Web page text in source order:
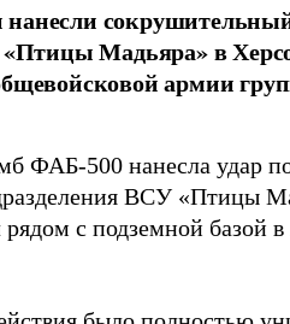
«Птицы Мадьяра» в
армии
ФАБ-500 нанесла удар
ВСУ «Птицы
с подземной базой